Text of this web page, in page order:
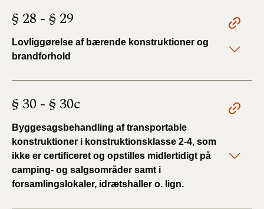
§ 28 - § 29
Lovliggørelse af bærende konstruktioner og
brandforhold
§ 30 - § 30c
Byggesagsbehandling af transportable
konstruktioner i konstruktionsklasse 2-4, som
ikke er certificeret og opstilles midlertidigt på
camping- og salgsområder samt i
forsamlingslokaler, idrætshaller o. lign.